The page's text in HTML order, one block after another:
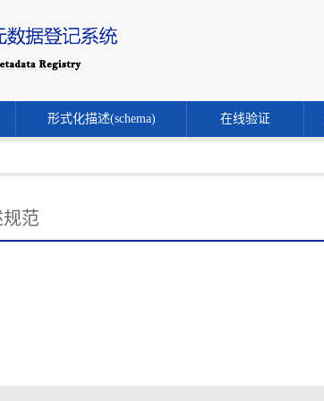
形式化描述(schema) 在线验证
范